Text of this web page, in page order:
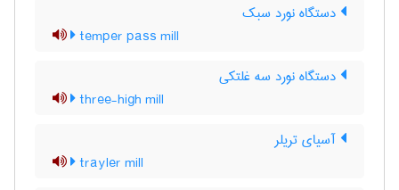
دستگاه نورد سبک
temper pass mill
دستگاه نورد سه غلتکی
three-high mill
آسیای تریلر
trayler mill